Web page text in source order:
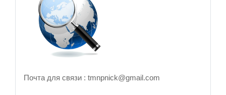
Почта для связи : tmnpnick@gmail.com